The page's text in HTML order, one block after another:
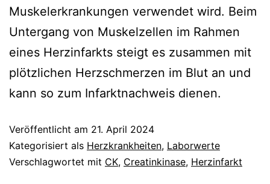
Muskelerkrankungen verwendet wird. Beim
Untergang von Muskelzellen im Rahmen
eines Herzinfarkts steigt es zusammen mit
plötzlichen Herzschmerzen im Blut an und
kann so zum Infarktnachweis dienen.
Veröffentlicht am 21. April 2024
Kategorisiert als Herzkrankheiten, Laborwerte
Verschlagwortet mit CK, Creatinkinase, Herzinfarkt